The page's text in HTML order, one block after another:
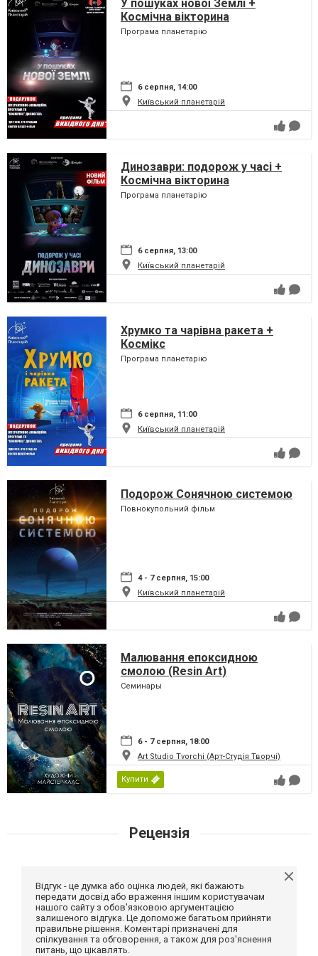
У пошуках нової Землі +
Космічна вікторина
Програма планетарію
6 серпня, 14:00
Київський планетарій
Динозаври: подорож у часі +
Космічна вікторина
Програма планетарію
6 серпня, 13:00
Київський планетарій
Хрумко та чарівна ракета +
Космікс
Програма планетарію
6 серпня, 11:00
Київський планетарій
Подорож Сонячною системою
Повнокупольний фільм
4 - 7 серпня, 15:00
Київський планетарій
Малювання епоксидною
смолою (Resin Art)
Семинары
6 - 7 серпня, 18:00
Art Studio Tvorchi (Арт-Студія Творчі)
Купити
Рецензія
Відгук - це думка або оцінка людей, які бажають
передати досвід або враження іншим користувачам
нашого сайту з обов'язковою аргументацією
залишеного відгука. Це допоможе багатьом прийняти
правильне рішення. Коментарі призначені для
спілкування та обговорення, а також для роз'яснення
питань, що цікавлять.